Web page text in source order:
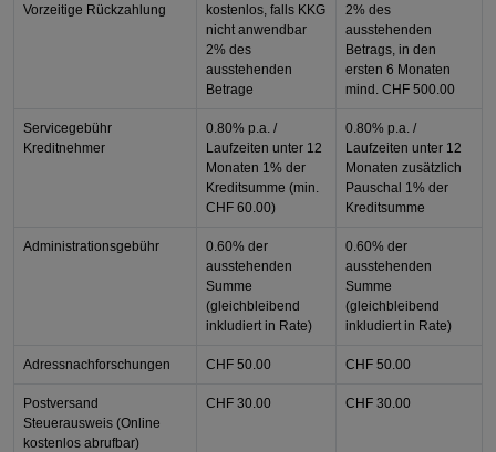
Vorzeitige Rückzahlung
kostenlos, falls KKG
nicht anwendbar
2% des
ausstehenden
Betrage
2% des
ausstehenden
Betrags, in den
ersten 6 Monaten
mind. CHF 500.00
Servicegebühr
Kreditnehmer
0.80% p.a. /
Laufzeiten unter 12
Monaten 1% der
Kreditsumme (min.
CHF 60.00)
0.80% p.a. /
Laufzeiten unter 12
Monaten zusätzlich
Pauschal 1% der
Kreditsumme
Administrationsgebühr
0.60% der
ausstehenden
Summe
(gleichbleibend
inkludiert in Rate)
0.60% der
ausstehenden
Summe
(gleichbleibend
inkludiert in Rate)
Adressnachforschungen CHF 50.00 CHF 50.00
Postversand
Steuerausweis (Online
kostenlos abrufbar)
CHF 30.00 CHF 30.00